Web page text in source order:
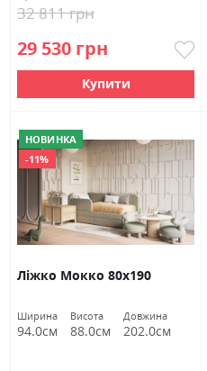
29 530 грн
32 811 грн
Купити
НОВИНКА
-11%
Ліжко Мокко 80х190
Ширина
94.0см
Висота
88.0см
Довжина
202.0см